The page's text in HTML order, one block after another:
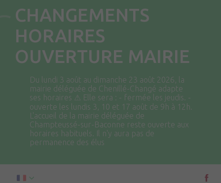
CHANGEMENTS
HORAIRES
OUVERTURE MAIRIE
Du lundi 3 août au dimanche 23 août 2026, la
mairie déléguée de Chenillé-Changé adapte
ses horaires ⚠ Elle sera : - fermée les jeudis. -
ouverte les lundis 3, 10 et 17 août de 9h à 12h.
L'accueil de la mairie déléguée de
Champteussé-sur-Baconne reste ouverte aux
horaires habituels. Il n'y aura pas de
permanence des élus